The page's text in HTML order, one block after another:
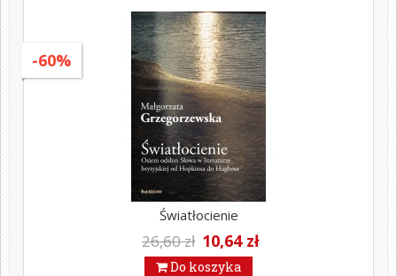
Światłocienie
26,60 zł
-60%
10,64 zł
Do koszyka